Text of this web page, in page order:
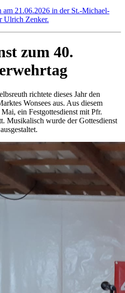
21.06.2026 in der St.-Michael-
Ulrich Zenker.
zum 40.
richtete dieses Jahr den
Wonsees aus. Aus diesem
ein Festgottesdienst mit Pfr.
Musikalisch wurde der Gottesdienst